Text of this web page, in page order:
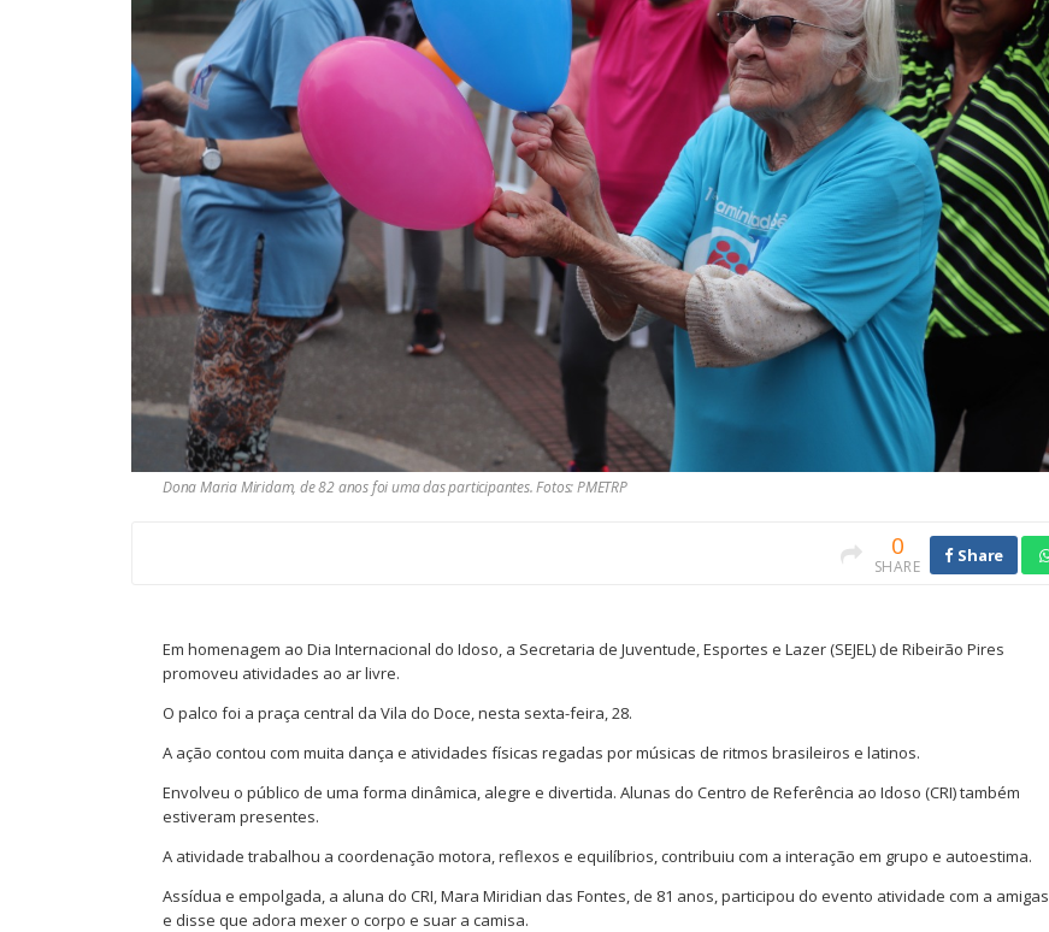
Dona Maria Miridam, de 82 anos foi uma das participantes. Fotos: PMETRP
0
SHARE
Share
Em homenagem ao Dia Internacional do Idoso, a Secretaria de Juventude, Esportes e Lazer (SEJEL) de Ribeirão Pires
promoveu atividades ao ar livre.
O palco foi a praça central da Vila do Doce, nesta sexta-feira, 28.
A ação contou com muita dança e atividades físicas regadas por músicas de ritmos brasileiros e latinos.
Envolveu o público de uma forma dinâmica, alegre e divertida. Alunas do Centro de Referência ao Idoso (CRI) também
estiveram presentes.
A atividade trabalhou a coordenação motora, reflexos e equilíbrios, contribuiu com a interação em grupo e autoestima.
Assídua e empolgada, a aluna do CRI, Mara Miridian das Fontes, de 81 anos, participou do evento atividade com a amigas
e disse que adora mexer o corpo e suar a camisa.